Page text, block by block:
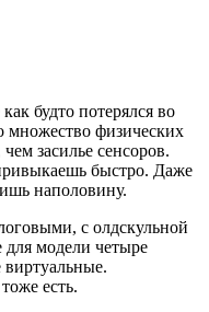
будто потерялся во
множество физических
засилье сенсоров.
быстро. Даже
наполовину.
с олдскульной
модели четыре
есть.